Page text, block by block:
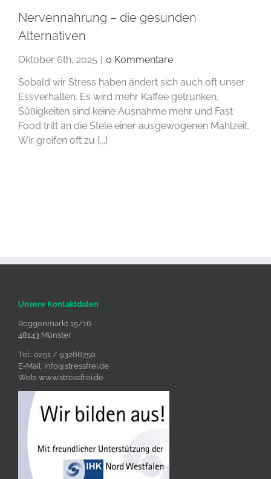
Nervennahrung – die gesunden
Alternativen
Oktober 6th, 2025
0 Kommentare
Sobald wir Stress haben ändert sich auch oft unser
Essverhalten. Es wird mehr Kaffee getrunken,
Süßigkeiten sind keine Ausnahme mehr und Fast
Food tritt an die Stele einer ausgewogenen Mahlzeit.
Wir greifen oft zu [...]
Unsere Kontaktdaten
Roggenmarkt 15/16
48143 Münster
Tel.: 0251 / 93266750
E-Mail: info@stressfrei.de
Web: www.stressfrei.de